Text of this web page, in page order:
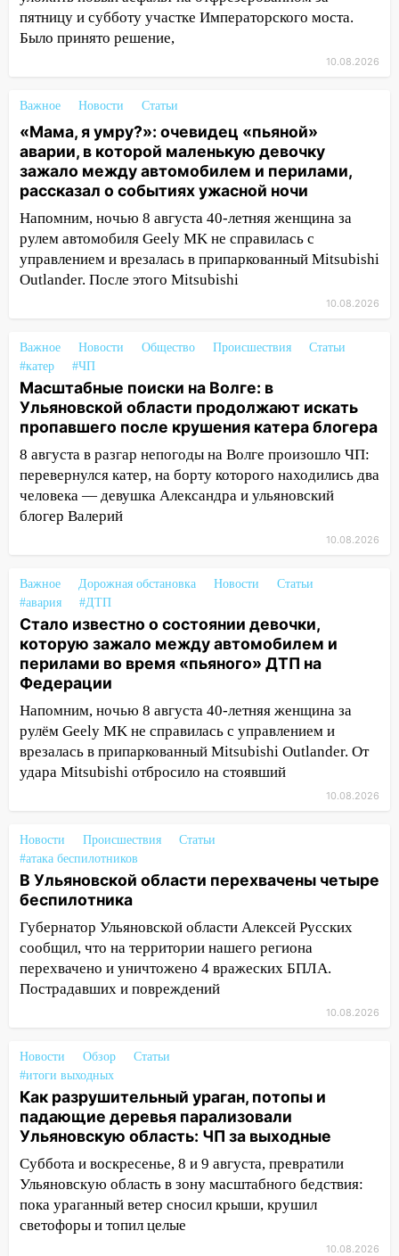
ужасной ночи
13:05 17-летний парень находился за
рулем мотоцикла во время ДТП в Новом
сегодняшнюю аварию
12:59 Губернатор Ульяновской области
выразил соболезнования в связи с
трагедией в Нижнекамске
12:53
Число погибших в Нижнекамске
выросло до 13 человек, среди них есть
ребенок
12:46 Масштабные поиски на Волге: в
катера блогера
11:53
Стало известно о состоянии
девочки, которую зажало между
автомобилем и перилами во время
«пьяного» ДТП на Федерации
11:29 Сергей Клопков назначен
начальником управления
административно-технического
контроля администрации Ульяновска
погиб один человек
11:05
12 человек погибли и 39 получили
ранения после атаки беспилотников на
Нижнекамск
10:51 В Ульяновской области
перехвачены четыре беспилотника
10:15 Соцсети: мотоциклист врезался в
«Калину» в Новом городе
10:11
Во время атаки беспилотников в
10:06 За выходные выпало больше
месячной нормы осадков и упало 111
деревьев в Ульяновске
10:00 В Кузоватово ураганный ветер
повредил кровли районного дома
культуры и школы
09:20
Момент падения дерева на
09:16
Утро ульяновских водителей
началось с «глухой» пробки на старом
мосту
09:10 Соцсети: на Московском шоссе в
Ульяновске произошла авария
08:02 В Ульяновске во время
диспансеризации у 26-летнего парня
выявили онкологию
пятницу и субботу участке Императорского моста.
Было принято решение,
10.08.2026
Важное Новости Статьи
«Мама, я умру?»: очевидец «пьяной»
аварии, в которой маленькую девочку
зажало между автомобилем и перилами,
рассказал о событиях ужасной ночи
Напомним, ночью 8 августа 40-летняя женщина за
рулем автомобиля Geely MK не справилась с
управлением и врезалась в припаркованный Mitsubishi
Outlander. После этого Mitsubishi
10.08.2026
Важное Новости Общество Происшествия
Статьи
#катер
#ЧП
Масштабные поиски на Волге: в
Ульяновской области продолжают искать
пропавшего после крушения катера блогера
8 августа в разгар непогоды на Волге произошло ЧП:
перевернулся катер, на борту которого находились два
человека — девушка Александра и ульяновский
блогер Валерий
10.08.2026
Важное Дорожная обстановка Новости
Статьи
#авария
#ДТП
Стало известно о состоянии девочки,
которую зажало между автомобилем и
перилами во время «пьяного» ДТП на
Федерации
Напомним, ночью 8 августа 40-летняя женщина за
рулём Geely MK не справилась с управлением и
врезалась в припаркованный Mitsubishi Outlander. От
удара Mitsubishi отбросило на стоявший
10.08.2026
Новости Происшествия
Статьи
#атака беспилотников
В Ульяновской области перехвачены четыре
беспилотника
Губернатор Ульяновской области Алексей Русских
сообщил, что на территории нашего региона
перехвачено и уничтожено 4 вражеских БПЛА.
Пострадавших и повреждений
10.08.2026
Новости Обзор
Статьи
#итоги выходных
Как разрушительный ураган, потопы и
падающие деревья парализовали
Ульяновскую область: ЧП за выходные
Суббота и воскресенье, 8 и 9 августа, превратили
Ульяновскую область в зону масштабного бедствия:
пока ураганный ветер сносил крыши, крушил
светофоры и топил целые
10.08.2026